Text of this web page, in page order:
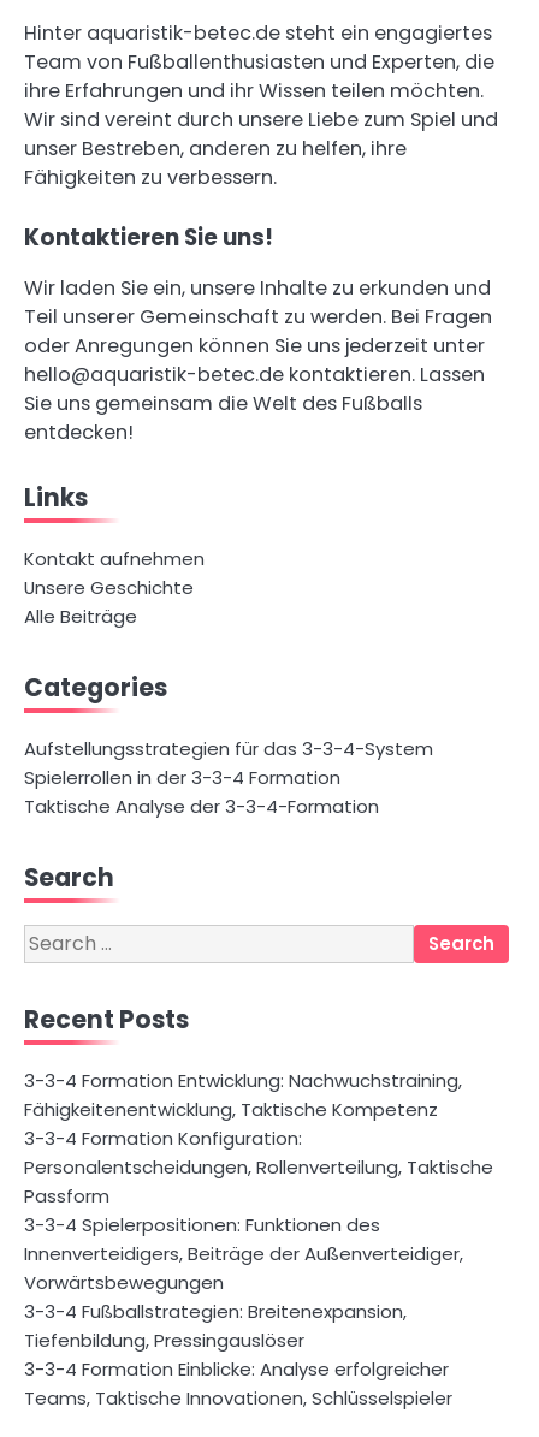
Hinter aquaristik-betec.de steht ein engagiertes
Team von Fußballenthusiasten und Experten, die
ihre Erfahrungen und ihr Wissen teilen möchten.
Wir sind vereint durch unsere Liebe zum Spiel und
unser Bestreben, anderen zu helfen, ihre
Fähigkeiten zu verbessern.
Kontaktieren Sie uns!
Wir laden Sie ein, unsere Inhalte zu erkunden und
Teil unserer Gemeinschaft zu werden. Bei Fragen
oder Anregungen können Sie uns jederzeit unter
hello@aquaristik-betec.de kontaktieren. Lassen
Sie uns gemeinsam die Welt des Fußballs
entdecken!
Links
Kontakt aufnehmen
Unsere Geschichte
Alle Beiträge
Categories
Aufstellungsstrategien für das 3-3-4-System
Spielerrollen in der 3-3-4 Formation
Taktische Analyse der 3-3-4-Formation
Search
Search
for:
Recent Posts
3-3-4 Formation Entwicklung: Nachwuchstraining,
Fähigkeitenentwicklung, Taktische Kompetenz
3-3-4 Formation Konfiguration:
Personalentscheidungen, Rollenverteilung, Taktische
Passform
3-3-4 Spielerpositionen: Funktionen des
Innenverteidigers, Beiträge der Außenverteidiger,
Vorwärtsbewegungen
3-3-4 Fußballstrategien: Breitenexpansion,
Tiefenbildung, Pressingauslöser
3-3-4 Formation Einblicke: Analyse erfolgreicher
Teams, Taktische Innovationen, Schlüsselspieler